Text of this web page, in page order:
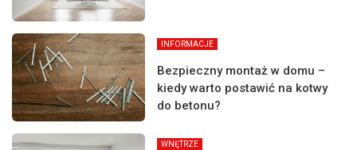
INFORMACJE
Bezpieczny montaż w domu –
kiedy warto postawić na kotwy
do betonu?
WNĘTRZE